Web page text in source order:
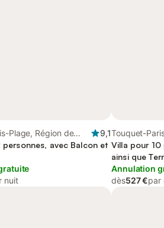
Plage, Région de
9,1
personnes, avec Balcon et
nuit
Touquet-
Montreuil
Villa pour 10
ainsi que
Annulation
dès527 €par